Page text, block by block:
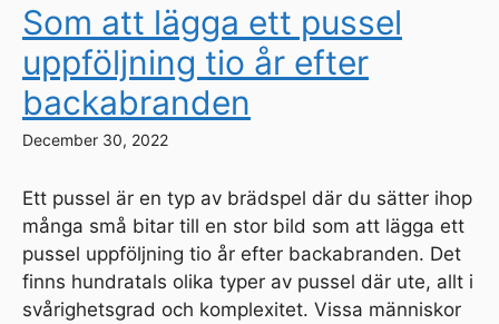
Som att lägga ett pussel
uppföljning tio år efter
backabranden
December 30, 2022
Ett pussel är en typ av brädspel där du sätter ihop
många små bitar till en stor bild som att lägga ett
pussel uppföljning tio år efter backabranden. Det
finns hundratals olika typer av pussel där ute, allt i
svårighetsgrad och komplexitet. Vissa människor